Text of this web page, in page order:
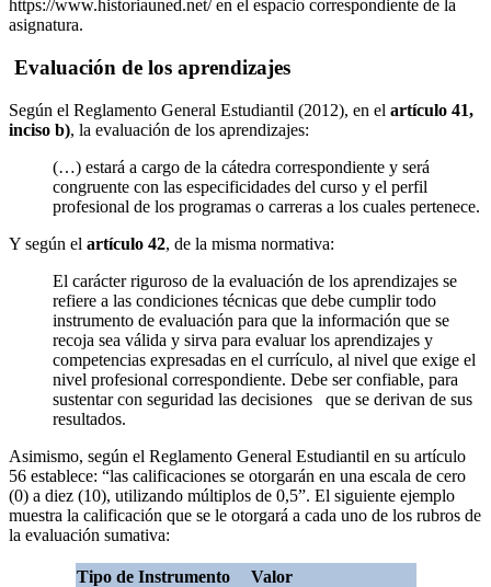
https://www.historiauned.net/ en el espacio correspondiente de la
asignatura.
Evaluación de los aprendizajes
Según el Reglamento General Estudiantil (2012), en el artículo 41,
inciso b), la evaluación de los aprendizajes:
(…) estará a cargo de la cátedra correspondiente y será
congruente con las especificidades del curso y el perfil
profesional de los programas o carreras a los cuales pertenece.
Y según el artículo 42, de la misma normativa:
El carácter riguroso de la evaluación de los aprendizajes se
refiere a las condiciones técnicas que debe cumplir todo
instrumento de evaluación para que la información que se
recoja sea válida y sirva para evaluar los aprendizajes y
competencias expresadas en el currículo, al nivel que exige el
nivel profesional correspondiente. Debe ser confiable, para
sustentar con seguridad las decisiones que se derivan de sus
resultados.
Asimismo, según el Reglamento General Estudiantil en su artículo
56 establece: “las calificaciones se otorgarán en una escala de cero
(0) a diez (10), utilizando múltiplos de 0,5”. El siguiente ejemplo
muestra la calificación que se le otorgará a cada uno de los rubros de
la evaluación sumativa:
Tipo de Instrumento Valor